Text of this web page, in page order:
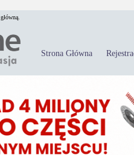
Strona Główna